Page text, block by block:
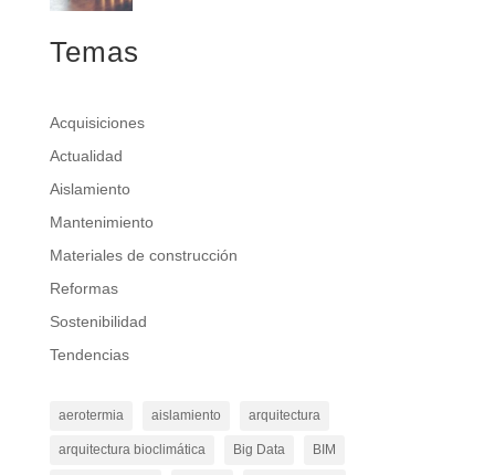
Temas
Acquisiciones
Actualidad
Aislamiento
Mantenimiento
Materiales de construcción
Reformas
Sostenibilidad
Tendencias
aerotermia aislamiento arquitectura
arquitectura bioclimática Big Data BIM